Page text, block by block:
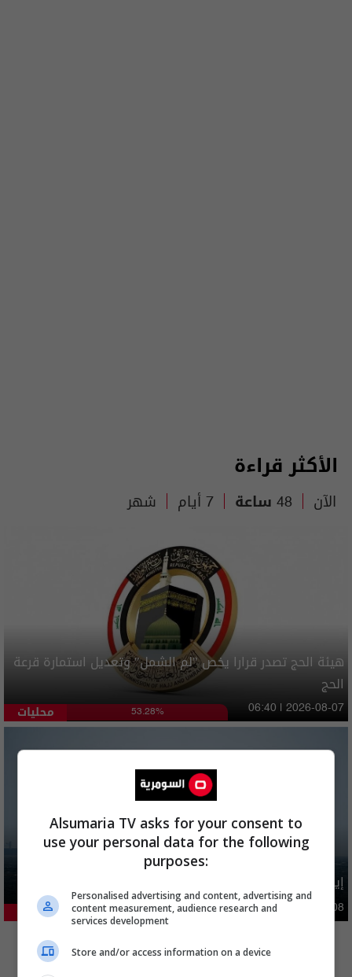
الأكثر قراءة
الآن 48 ساعة 7 أيام شهر
هيئة الحج تصدر قرارا يخص "لم الشمل" وتعديل استمارة قرعة
الحج
محليات 53.28% 06:40 | 2026-08-07
إيران تطرح 6 شروط مقابل فتح هرمز بينها تتعلق بالعراق
دوليات 23.79% 09:47 | 2026-08-08
Alsumaria TV asks for your consent to
use your personal data for the following
purposes:
Personalised advertising and content, advertising and
content measurement, audience research and
services development
Store and/or access information on a device